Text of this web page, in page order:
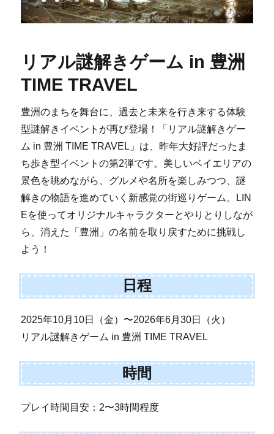
リアル謎解きゲーム in 豊洲
TIME TRAVEL
豊洲のまちを舞台に、過去と未来を行き来する体験
型謎解きイベントが再び登場！「リアル謎解きゲー
ム in 豊洲 TIME TRAVEL」は、昨年大好評だったま
ち歩き型イベントの第2弾です。美しいベイエリアの
景色を眺めながら、グルメや名所を楽しみつつ、謎
解きの物語を進めていく新感覚の街巡りゲーム。LIN
Eを使ってオリジナルキャラクターとやりとりしなが
ら、消えた「豊洲」の名前を取り戻すために挑戦し
よう！
日程
2025年10月10日（金）〜2026年6月30日（火）
リアル謎解きゲーム in 豊洲 TIME TRAVEL
時間
プレイ時間目安：2〜3時間程度